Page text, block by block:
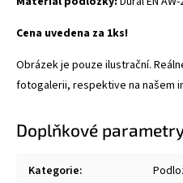
Cena uvedena za 1ks!
Obrázek je pouze ilustrační.
fotogalerii, respektive na našem
Doplňkové
Kategorie: